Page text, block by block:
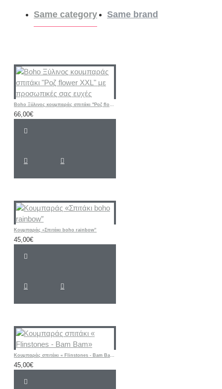
Same category Same brand
Boho Ξύλινος κουμπαράς σπιτάκι "Ροζ flower XXL" με προσωπικές σας ευχές
66,00€
Κουμπαράς «Σπιτάκι boho rainbow”
45,00€
Κουμπαράς σπιτάκι « Flinstones - Bam Bam»
45,00€